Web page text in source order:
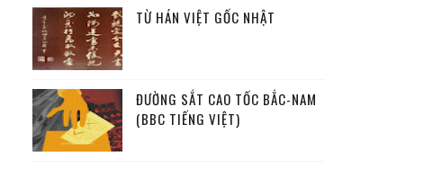
TỪ HÁN VIỆT GỐC NHẬT
ĐƯỜNG SẮT CAO TỐC BẮC-NAM
(BBC TIẾNG VIỆT)